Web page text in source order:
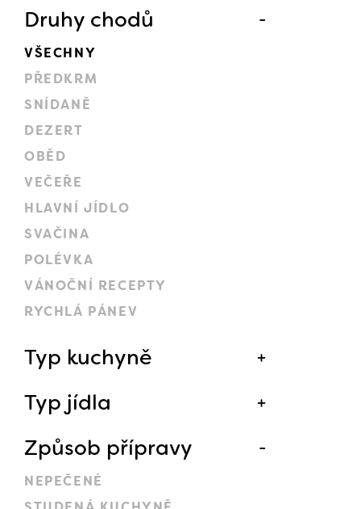
Druhy chodů
VŠECHNY
PŘEDKRM
SNÍDANĚ
DEZERT
OBĚD
VEČEŘE
HLAVNÍ JÍDLO
SVAČINA
POLÉVKA
VÁNOČNÍ RECEPTY
RYCHLÁ PÁNEV
Typ kuchyně
Typ jídla
Způsob přípravy
NEPEČENÉ